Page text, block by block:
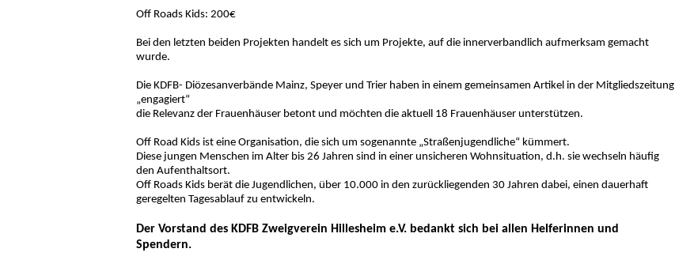
Off Roads Kids: 200€
Bei den letzten beiden Projekten handelt es sich um Projekte, auf die innerverbandlich aufmerksam gemacht
wurde.
Die KDFB- Diözesanverbände Mainz, Speyer und Trier haben in einem gemeinsamen Artikel in der Mitgliedszeitung
„engagiert“
die Relevanz der Frauenhäuser betont und möchten die aktuell 18 Frauenhäuser unterstützen.
Off Road Kids ist eine Organisation, die sich um sogenannte „Straßenjugendliche“ kümmert.
Diese jungen Menschen im Alter bis 26 Jahren sind in einer unsicheren Wohnsituation, d.h. sie wechseln häufig
den Aufenthaltsort.
Off Roads Kids berät die Jugendlichen, über 10.000 in den zurückliegenden 30 Jahren dabei, einen dauerhaft
geregelten Tagesablauf zu entwickeln.
Der Vorstand des KDFB Zweigverein Hillesheim e.V. bedankt sich bei allen Helferinnen und
Spendern.